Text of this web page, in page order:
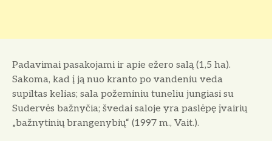
Padavimai pasakojami ir apie ežero salą (1,5 ha).
Sakoma, kad į ją nuo kranto po vandeniu veda
supiltas kelias; sala požeminiu tuneliu jungiasi su
Sudervės bažnyčia; švedai saloje yra paslėpę įvairių
„bažnytinių brangenybių“ (1997 m., Vait.).